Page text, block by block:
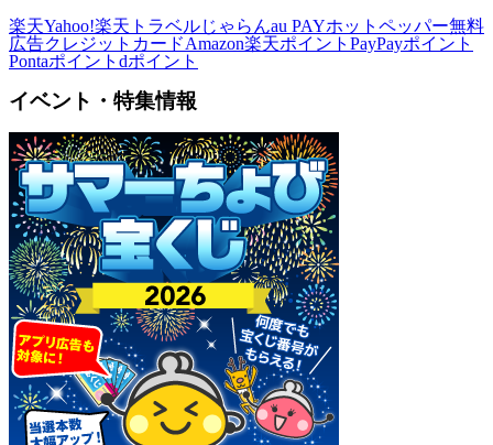
楽天Yahoo!楽天トラベルじゃらんau PAYホットペッパー無料
広告クレジットカードAmazon楽天ポイント PayPayポイント
Pontaポイント dポイント
イベント・特集情報